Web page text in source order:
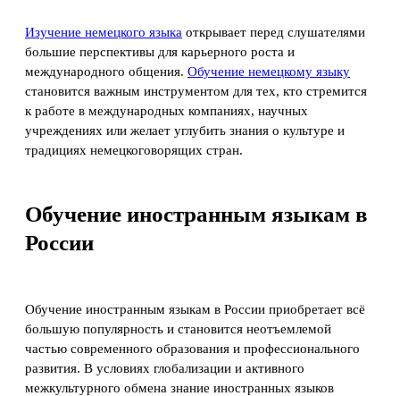
Изучение немецкого языка открывает перед слушателями
большие перспективы для карьерного роста и
международного общения. Обучение немецкому языку
становится важным инструментом для тех, кто стремится
к работе в международных компаниях, научных
учреждениях или желает углубить знания о культуре и
традициях немецкоговорящих стран.
Обучение иностранным языкам в
России
Обучение иностранным языкам в России приобретает всё
большую популярность и становится неотъемлемой
частью современного образования и профессионального
развития. В условиях глобализации и активного
межкультурного обмена знание иностранных языков